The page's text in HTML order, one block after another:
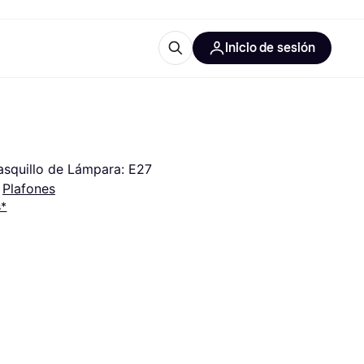
Inicio de sesión
de Lámpara: E27
Plafones